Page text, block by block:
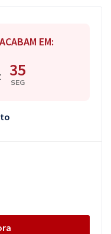
EM:
: 34
SEG